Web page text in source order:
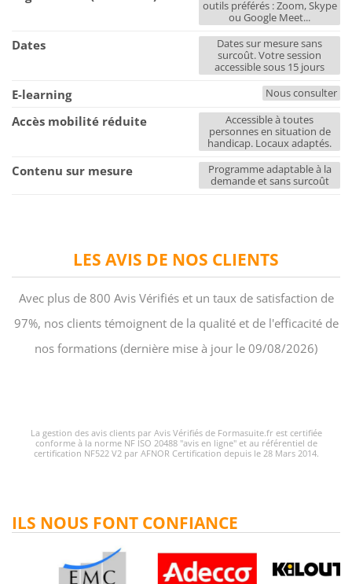
LES AVIS DE NOS CLIENTS
Avec plus de 800 Avis Vérifiés et un taux de satisfaction de
97%, nos clients témoignent de la qualité et de l'efficacité de
nos formations (dernière mise à jour le 09/08/2026)
La gestion des avis clients par Avis Vérifiés de Formasuite.fr est certifiée
conforme à la norme NF ISO 20488 "avis en ligne" et au référentiel de
certification NF522 V2 par AFNOR Certification depuis le 28 Mars 2014.
ILS NOUS FONT CONFIANCE
outils préférés : Zoom, Skype
ou Google Meet...
Dates
Dates sur mesure sans
surcoût. Votre session
accessible sous 15 jours
E-learning Nous consulter
Accès mobilité réduite
Accessible à toutes
personnes en situation de
handicap. Locaux adaptés.
Contenu sur mesure
Programme adaptable à la
demande et sans surcoût